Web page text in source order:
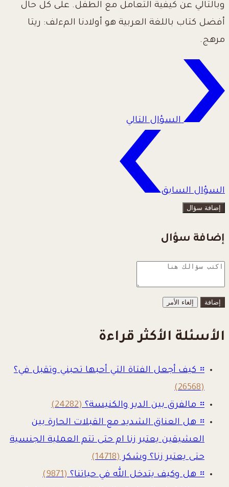
وبالتالي عن كيفية التعامل مع الطفل. على كل حال
أفضل كتاب باللغة العربية هو أولادنا المءلف: ريتا
مرهج.
السؤال التالي
السؤال السابق
إضافة سؤال
إضافة سؤال
إلغاء الأمر
الأسئلة الأكثر قراءة
። كيف أجعل الفتاة التي أحبها تحبني وتقبل في؟
(26568)
። مالفرق بين الدير والكنيسة؟(24282)
። هل العناق الشديد مع القبلات الحارة بين
العشيقين يعتبر زنا ام حتى تتم العملية الجنسية
حتى يعتبر زنا؟ وشكر(14718)
። هل وكيف يتدخل الله في حياتنا؟(9871)